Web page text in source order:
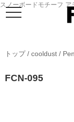
スノーボードモチーフ
トップ/ cooldust /
FCN-095